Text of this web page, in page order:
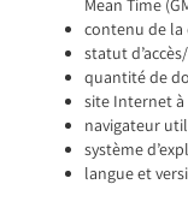
Mean Time
contenu de la
statut
quantité de
site Internet
navigateur
système
langue et